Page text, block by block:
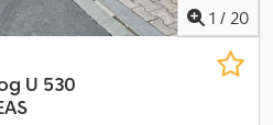
1 / 20
U 530